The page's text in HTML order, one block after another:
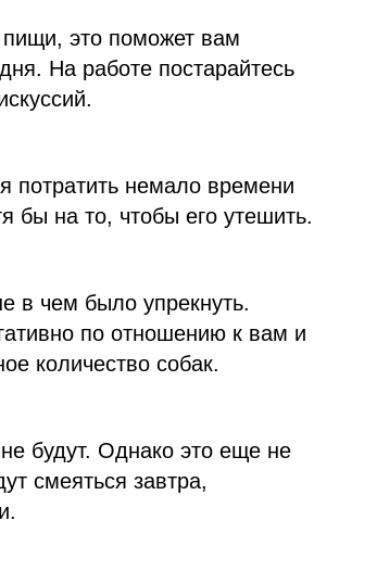
пищи, это поможет вам
На работе постарайтесь
потратить немало времени
бы на то, чтобы его утешить.
в чем было упрекнуть.
по отношению к вам и
количество собак.
будут. Однако это еще не
смеяться завтра,